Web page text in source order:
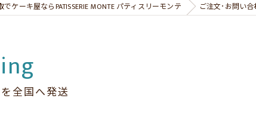
でケーキ屋ならPATISSERIE MONTE パティスリーモンテ ご注文･お問い
全国へ発送